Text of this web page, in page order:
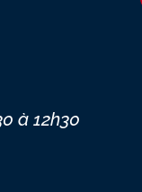
à 12h30